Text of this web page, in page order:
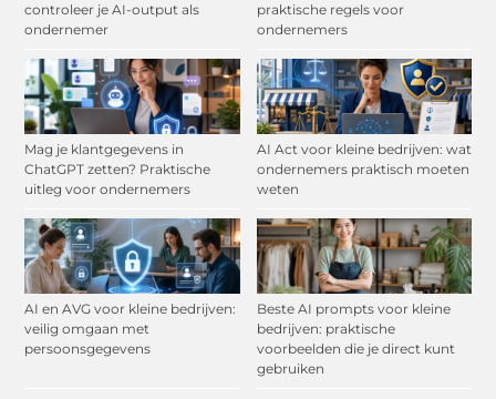
controleer je AI-output als
ondernemer
praktische regels voor
ondernemers
Mag je klantgegevens in
ChatGPT zetten? Praktische
uitleg voor ondernemers
AI Act voor kleine bedrijven: wat
ondernemers praktisch moeten
weten
AI en AVG voor kleine bedrijven:
veilig omgaan met
persoonsgegevens
Beste AI prompts voor kleine
bedrijven: praktische
voorbeelden die je direct kunt
gebruiken